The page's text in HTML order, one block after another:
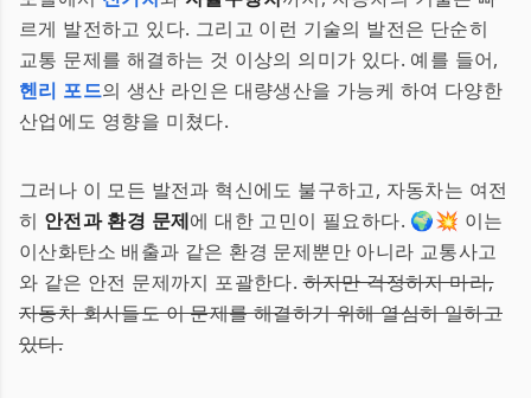
르게 발전하고 있다. 그리고 이런 기술의 발전은 단순히
교통 문제를 해결하는 것 이상의 의미가 있다. 예를 들어,
헨리 포드의 생산 라인은 대량생산을 가능케 하여 다양한
산업에도 영향을 미쳤다.
그러나 이 모든 발전과 혁신에도 불구하고, 자동차는 여전
히 안전과 환경 문제에 대한 고민이 필요하다. 🌍💥 이는
이산화탄소 배출과 같은 환경 문제뿐만 아니라 교통사고
와 같은 안전 문제까지 포괄한다.하지만 걱정하지 마라,
자동차 회사들도 이 문제를 해결하기 위해 열심히 일하고
있다.